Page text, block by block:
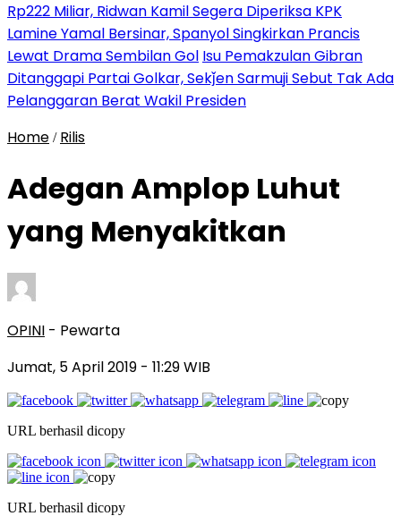
Rp222 Miliar, Ridwan Kamil Segera Diperiksa KPK
Lamine Yamal Bersinar, Spanyol Singkirkan Prancis
Lewat Drama Sembilan Gol Isu Pemakzulan Gibran
Ditanggapi Partai Golkar, Sekǰen Sarmuji Sebut Tak Ada
Pelanggaran Berat Wakil Presiden
Home / Rilis
Adegan Amplop Luhut
yang Menyakitkan
OPINI - Pewarta
Jumat, 5 April 2019 - 11:29 WIB
URL berhasil dicopy
URL berhasil dicopy